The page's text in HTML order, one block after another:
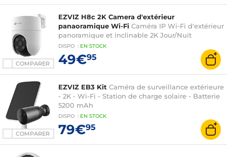
COMPARER
EZVIZ H8c 2K Camera d'extérieur
panaoramique Wi-Fi Caméra IP Wi-Fi d'extérieur
panoramique et inclinable 2K Jour/Nuit
DISPO : EN STOCK
49€95
COMPARER
EZVIZ EB3 Kit Caméra de surveillance extérieure
- 2K - Wi-Fi - Station de charge solaire - Batterie
5200 mAh
DISPO : EN STOCK
79€95